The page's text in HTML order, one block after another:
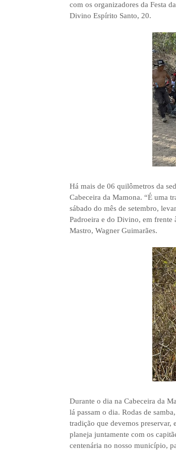
com os organizadores da Festa
Divino Espírito Santo, 20.
Há mais de 06 quilômetros da
Cabeceira da Mamona. “É uma
sábado do mês de setembro,
Padroeira e do Divino, em frente
Mastro, Wagner Guimarães.
Durante o dia na Cabeceira da
lá passam o dia. Rodas de
tradição que devemos preservar,
planeja juntamente com os
centenária no nosso município,